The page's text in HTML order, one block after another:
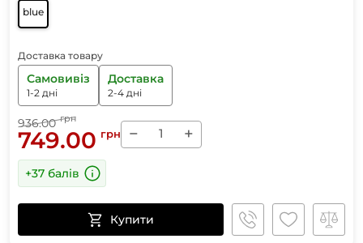
blue
Доставка товару
Самовивіз
1-2 дні
Доставка
2-4 дні
936.00 грн
749.00 грн − +
+37 балів
Купити